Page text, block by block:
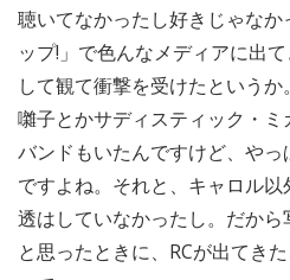
聴いてなかったし好きじゃな
ップ!」で色んなメディアに出
して観て衝撃を受けたという
囃子とかサディスティック・
バンドもいたんですけど、や
ですよね。それと、キャロル
透はしていなかったし。だから
と思ったときに、RCが出てき